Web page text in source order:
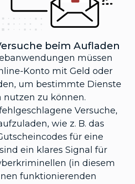
beim Aufladen
müssen
Konto mit Geld oder
um bestimmte Dienste
zu können.
Versuche,
wie z. B. das
für eine
ein klares Signal für
(in diesem
funktionierenden